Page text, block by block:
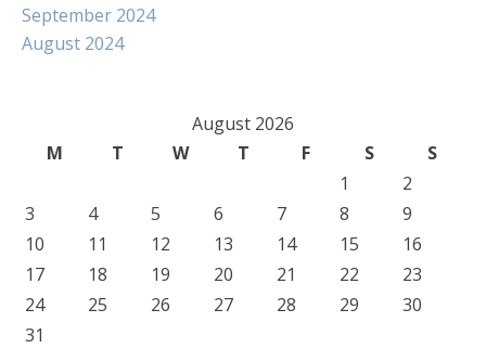
September 2024
August 2024
August 2026
M
T W T F S
S
1
2
3
4 5 6 7 8
9
10
11 12 13 14 15
16
17
18 19 20 21 22
23
24
25 26 27 28 29
30
31